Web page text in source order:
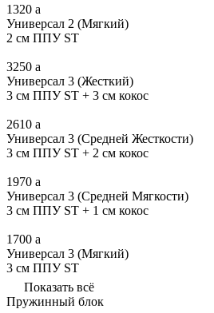
1320 a
Универсал 2 (Мягкий)
2 см ППУ ST
3250 a
Универсал 3 (Жесткий)
3 см ППУ ST + 3 см кокос
2610 a
Универсал 3 (Средней Жесткости)
3 см ППУ ST + 2 см кокос
1970 a
Универсал 3 (Средней Мягкости)
3 см ППУ ST + 1 см кокос
1700 a
Универсал 3 (Мягкий)
3 см ППУ ST
Показать всё
Пружинный блок